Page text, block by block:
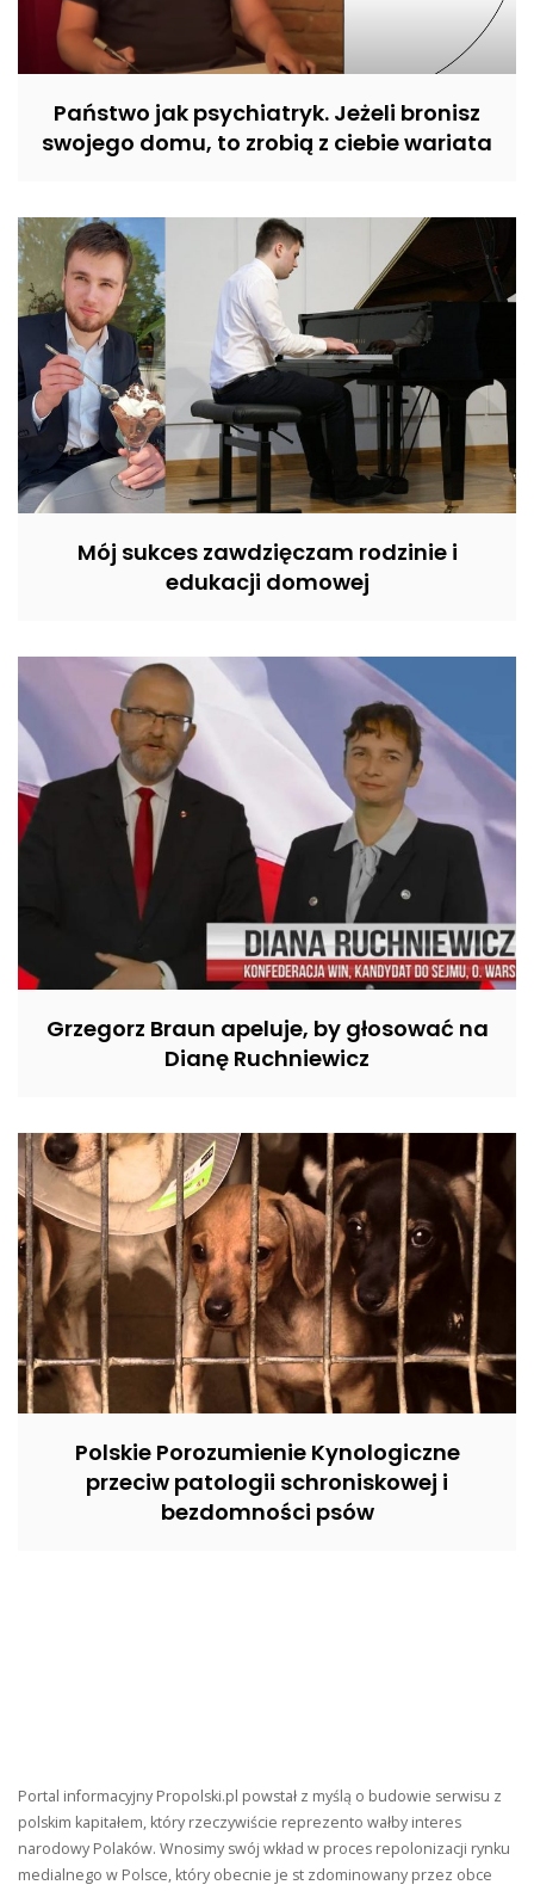
Państwo jak psychiatryk. Jeżeli bronisz
swojego domu, to zrobią z ciebie wariata
Mój sukces zawdzięczam rodzinie i
edukacji domowej
Grzegorz Braun apeluje, by głosować na
Dianę Ruchniewicz
Polskie Porozumienie Kynologiczne
przeciw patologii schroniskowej i
bezdomności psów
Portal informacyjny Propolski.pl powstał z myślą o budowie serwisu z
polskim kapitałem, który rzeczywiście reprezento wałby interes
narodowy Polaków. Wnosimy swój wkład w proces repolonizacji rynku
medialnego w Polsce, który obecnie je st zdominowany przez obce